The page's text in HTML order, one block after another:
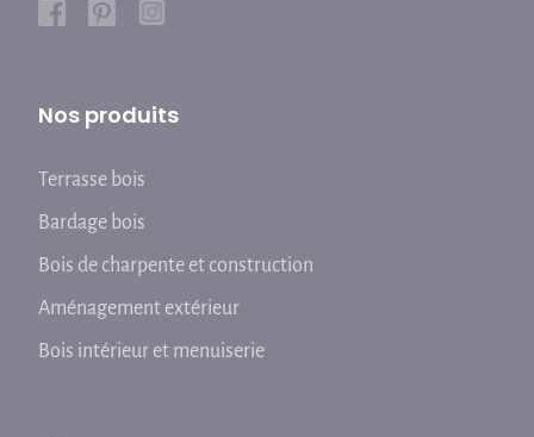
Nos produits
Terrasse bois
Bardage bois
Bois de charpente et construction
Aménagement extérieur
Bois intérieur et menuiserie